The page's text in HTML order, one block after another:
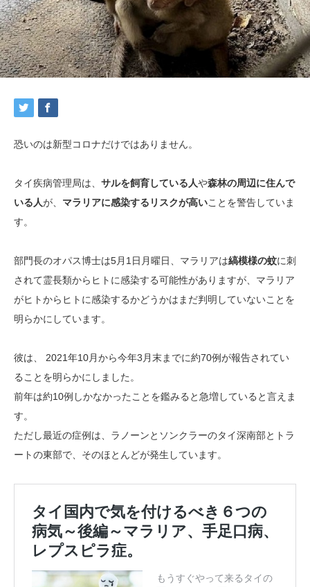
恐いのは新型コロナだけではありません。
タイ疾病管理局は、 サルを飼育している人や森林の周辺に住んで
いる人が、 マラリアに感染するリスクが高いことを警告していま
す。
部門長のオパス博士は5月1日月曜日、マラリアは縞模様の蚊に刺
されて霊長類からヒトに感染する可能性がありますが、マラリア
がヒトからヒトに感染するかどうかはまだ判明していないことを
明らかにしています。
彼は、 2021年10月から今年3月末までに約70例が報告されてい
ることを明らかにしました。
前年は約10例しかなかったことを鑑みると急増していると言えま
す。
ただし最近の症例は、ラノーンとソンクラーのタイ深南部とトラ
ートの東部で、そのほとんどが発生しています。